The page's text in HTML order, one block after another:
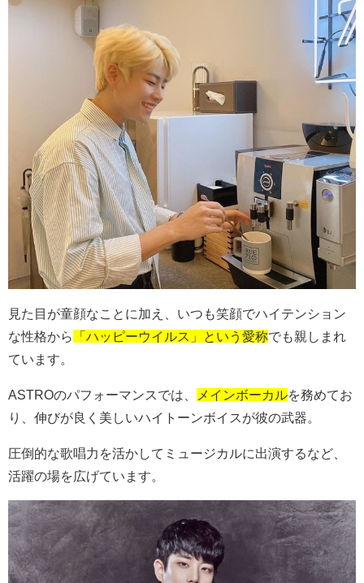
見た目が童顔なことに加え、いつも笑顔でハイテンション
な性格から
「ハッピーウイルス」という愛称でも親しまれ
ています。
ASTROのパフォーマンスでは、 メインボーカルを務めてお
り、伸びが良く美しいハイトーンボイスが彼の武器。
圧倒的な歌唱力を活かしてミュージカルに出演するなど、
活躍の場を広げています。